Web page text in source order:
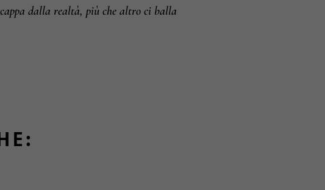
dalla realtà, più che altro ci balla